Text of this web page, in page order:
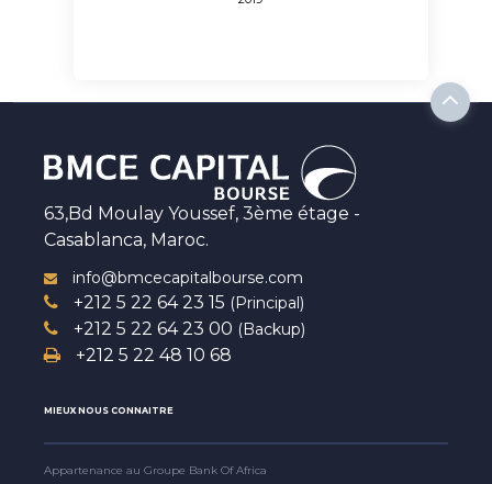
63,Bd Moulay Youssef, 3ème étage -
Casablanca, Maroc.
info@bmcecapitalbourse.com
+212 5 22 64 23 15 (Principal)
+212 5 22 64 23 00 (Backup)
+212 5 22 48 10 68
MIEUX NOUS CONNAITRE
Appartenance au Groupe Bank Of Africa